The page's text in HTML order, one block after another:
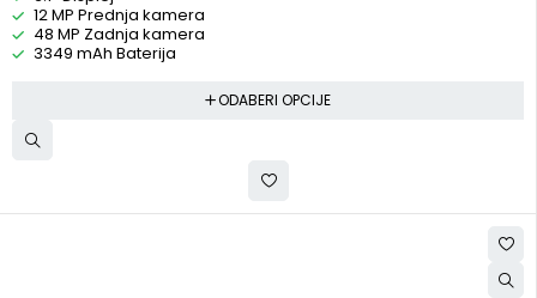
12 MP Prednja kamera
48 MP Zadnja kamera
3349 mAh Baterija
ODABERI OPCIJE